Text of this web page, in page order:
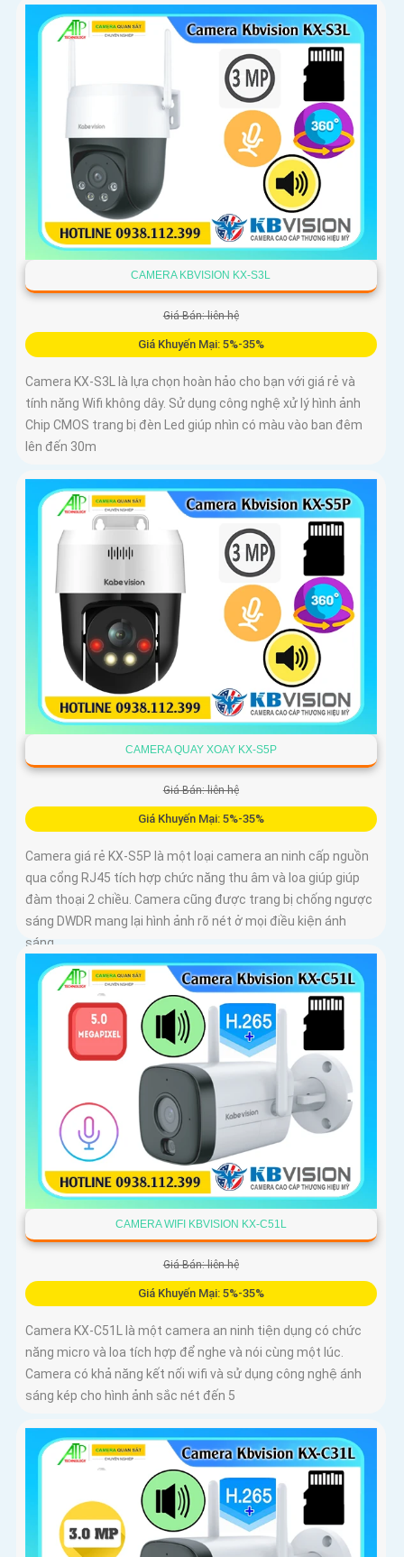
CAMERA KBVISION KX-S3L
Giá Bán: liên hệ
Giá Khuyến Mại: 5%-35%
Camera KX-S3L là lựa chọn hoàn hảo cho bạn với giá rẻ và
tính năng Wifi không dây. Sử dụng công nghệ xử lý hình ảnh
Chip CMOS trang bị đèn Led giúp nhìn có màu vào ban đêm
lên đến 30m
CAMERA QUAY XOAY KX-S5P
Giá Bán: liên hệ
Giá Khuyến Mại: 5%-35%
Camera giá rẻ KX-S5P là một loại camera an ninh cấp nguồn
qua cổng RJ45 tích hợp chức năng thu âm và loa giúp giúp
đàm thoại 2 chiều. Camera cũng được trang bị chống ngược
sáng DWDR mang lại hình ảnh rõ nét ở mọi điều kiện ánh
sáng
CAMERA WIFI KBVISION KX-C51L
Giá Bán: liên hệ
Giá Khuyến Mại: 5%-35%
Camera KX-C51L là một camera an ninh tiện dụng có chức
năng micro và loa tích hợp để nghe và nói cùng một lúc.
Camera có khả năng kết nối wifi và sử dụng công nghệ ánh
sáng kép cho hình ảnh sắc nét đến 5